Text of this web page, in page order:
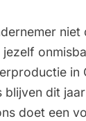
in
blijven dit
doet een